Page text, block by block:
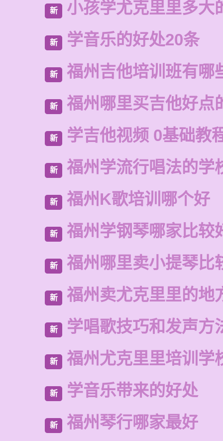
新 小孩学尤克里里多大
新 学音乐的好处20条
新 福州吉他培训班有哪
新 福州哪里买吉他好点
新 学吉他视频 0基础教
新 福州学流行唱法的学
新 福州K歌培训哪个好
新 福州学钢琴哪家比较
新 福州哪里卖小提琴比
新 福州卖尤克里里的地
新 学唱歌技巧和发声方
新 福州尤克里里培训学
新 学音乐带来的好处
新 福州琴行哪家最好